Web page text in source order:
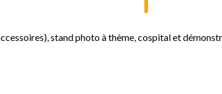
stand photo à thème, cospital et